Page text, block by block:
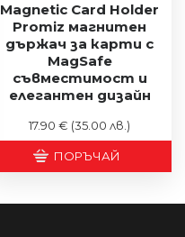
Magnetic Card Holder
Promiz магнитен
държач за карти с
MagSafe
съвместимост и
елегантен дизайн
17.90 € (35.00 лв.)
ПОРЪЧАЙ